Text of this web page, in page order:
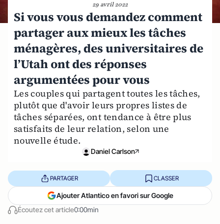
29 avril 2022
Si vous vous demandez comment
partager aux mieux les tâches
ménagères, des universitaires de
l’Utah ont des réponses
argumentées pour vous
Les couples qui partagent toutes les tâches,
plutôt que d'avoir leurs propres listes de
tâches séparées, ont tendance à être plus
satisfaits de leur relation, selon une
nouvelle étude.
Daniel Carlson
Écoutez cet article0:00min
PARTAGER CLASSER
Ajouter Atlantico en favori sur Google